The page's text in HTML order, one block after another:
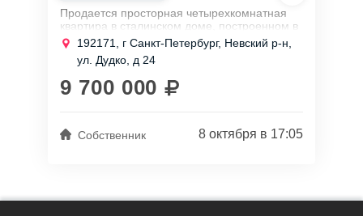
Продается просторная четырехкомнатная
квартира в сталинском доме, построенном в
1934 году, расположенная в Невском
районе.
Общая площадь составляет 78,9 кв.м.
Одним...
192171, г Санкт-Петербург, Невский р-н,
ул. Дудко, д 24
9 700 000
Собственник 8 октября в 17:05